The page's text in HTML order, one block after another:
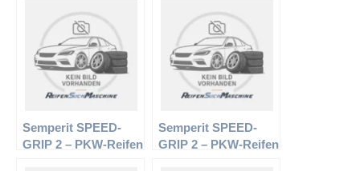
Semperit SPEED-
GRIP 2 – PKW-Reifen
Semperit SPEED-
GRIP 2 – PKW-Reifen